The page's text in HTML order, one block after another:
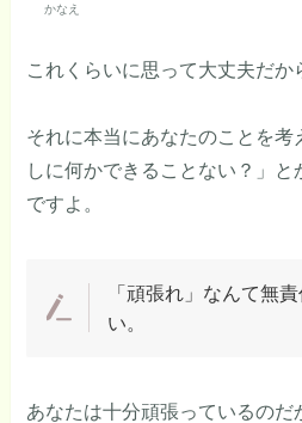
かなえ
これくらいに思って大丈夫だか
それに本当にあなたのことを考
しに何かできることない？」
ですよ。
「頑張れ」なんて無
い。
あなたは十分頑張っているの